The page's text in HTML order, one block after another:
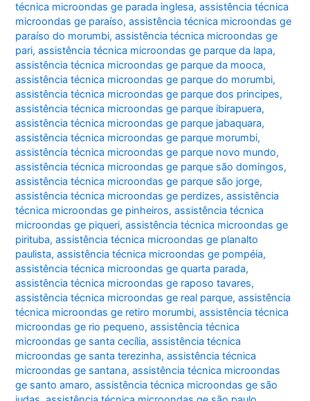
técnica microondas ge parada inglesa,assistência técnica
microondas ge paraíso,assistência técnica microondas ge
paraíso do morumbi,assistência técnica microondas ge
pari,assistência técnica microondas ge parque da lapa,
assistência técnica microondas ge parque da mooca,
assistência técnica microondas ge parque do morumbi,
assistência técnica microondas ge parque dos principes,
assistência técnica microondas ge parque ibirapuera,
assistência técnica microondas ge parque jabaquara,
assistência técnica microondas ge parque morumbi,
assistência técnica microondas ge parque novo mundo,
assistência técnica microondas ge parque são domingos,
assistência técnica microondas ge parque são jorge,
assistência técnica microondas ge perdizes,assistência
técnica microondas ge pinheiros,assistência técnica
microondas ge piqueri,assistência técnica microondas ge
pirituba,assistência técnica microondas ge planalto
paulista,assistência técnica microondas ge pompéia,
assistência técnica microondas ge quarta parada,
assistência técnica microondas ge raposo tavares,
assistência técnica microondas ge real parque,assistência
técnica microondas ge retiro morumbi,assistência técnica
microondas ge rio pequeno,assistência técnica
microondas ge santa cecília,assistência técnica
microondas ge santa terezinha,assistência técnica
microondas ge santana,assistência técnica microondas
ge santo amaro,assistência técnica microondas ge são